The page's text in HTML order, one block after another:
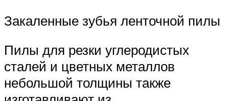
Закаленные зубья ленточной пилы
Пилы для резки углеродистых
сталей и цветных металлов
небольшой толщины также